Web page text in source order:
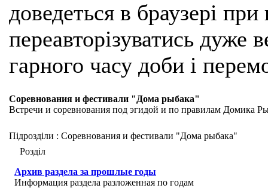
доведеться в браузері
переавторізуватись
гарного часу доби і
Соревнования и фестивали "Дома рыбака"
Встречи и соревнования под эгидой и по правилам Домика
Підрозділи : Соревнования и фестивали "Дома рыбака"
Розділ
Архив раздела за прошлые годы
Информация раздела разложенная по годам